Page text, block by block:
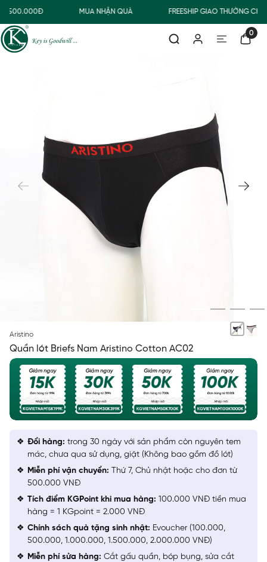
500.000Đ MUA NHẬN QUÀ FREESHIP GIAO THƯỜNG
0
Aristino
Quần lót Briefs Nam Aristino Cotton AC02
Đổi hàng: trong 30 ngày với sản phẩm còn nguyên tem
mác, chưa qua sử dụng, giặt (Không bao gồm đồ lót)
Miễn phí vận chuyển: Thứ 7, Chủ nhật hoặc cho đơn từ
500.000 VNĐ
Tích điểm KGPoint khi mua hàng: 100.000 VNĐ tiền mua
hàng = 1 KGpoint = 2.000 VNĐ
Chính sách quà tặng sinh nhật: Evoucher (100.000,
500.000, 1.000.000, 1.500.000, 2.000.000 VNĐ)
Miễn phí sửa hàng: Cắt gấu quần, bóp bụng, sửa cắt